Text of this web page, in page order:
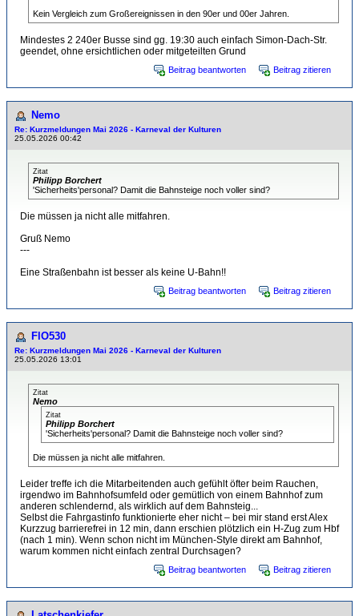
Kein Vergleich zum Großereignissen in den 90er und 00er Jahren.
Mindestes 2 240er Busse sind gg. 19:30 auch einfach Simon-Dach-Str.
geendet, ohne ersichtlichen oder mitgeteilten Grund
Beitrag beantworten Beitrag zitieren
Nemo
Re: Kurzmeldungen Mai 2026 - Karneval der Kulturen
25.05.2026 00:42
Zitat
Philipp Borchert
'Sicherheits'personal? Damit die Bahnsteige noch voller sind?
Die müssen ja nicht alle mitfahren.
Gruß Nemo
---
Eine Straßenbahn ist besser als keine U-Bahn!!
Beitrag beantworten Beitrag zitieren
FlO530
Re: Kurzmeldungen Mai 2026 - Karneval der Kulturen
25.05.2026 13:01
Zitat
Nemo
Zitat
Philipp Borchert
'Sicherheits'personal? Damit die Bahnsteige noch voller sind?
Die müssen ja nicht alle mitfahren.
Leider treffe ich die Mitarbeitenden auch gefühlt öfter beim Rauchen,
irgendwo im Bahnhofsumfeld oder gemütlich von einem Bahnhof zum
anderen schlendernd, als wirklich auf dem Bahnsteig...
Selbst die Fahrgastinfo funktionierte eher nicht – bei mir stand erst Alex
Kurzzug barrierefrei in 12 min, dann erschien plötzlich ein H-Zug zum Hbf
(nach 1 min). Wenn schon nicht im München-Style direkt am Bahnhof,
warum kommen nicht einfach zentral Durchsagen?
Beitrag beantworten Beitrag zitieren